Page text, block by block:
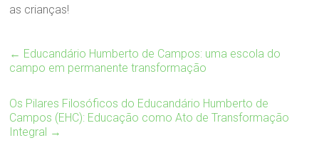
as crianças!
← Educandário Humberto de Campos: uma escola do
campo em permanente transformação
Os Pilares Filosóficos do Educandário Humberto de
Campos (EHC): Educação como Ato de Transformação
Integral →